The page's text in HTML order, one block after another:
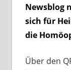
Newsblog
sich für
die
Über den